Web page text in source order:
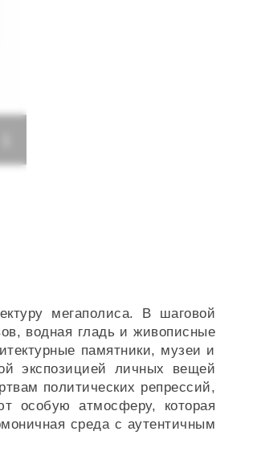
мегаполиса. В шаговой
водная гладь и живописные
памятники, музеи и
экспозицией личных вещей
политических репрессий,
особую атмосферу, которая
среда с аутентичным